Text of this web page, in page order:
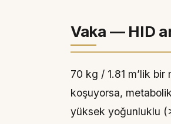
Vaka — HID
70 kg / 1.81 m’lik bir
koşuyorsa,
yüksek yoğunluklu